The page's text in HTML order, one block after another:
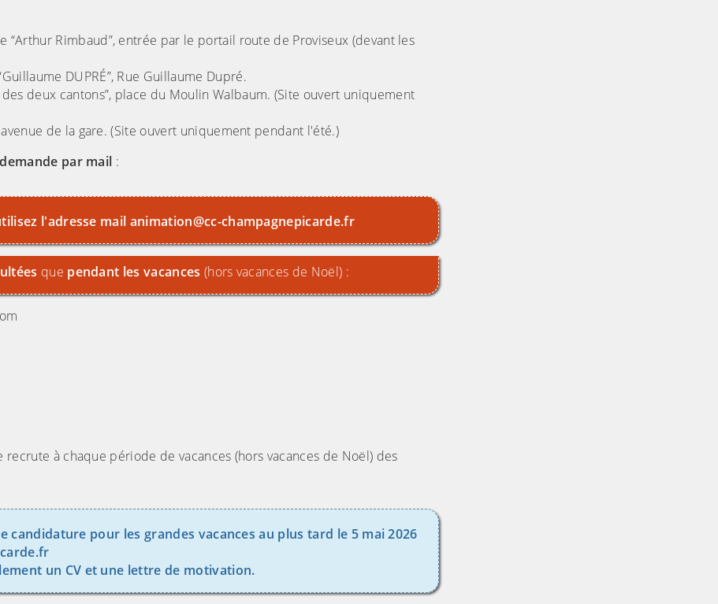
“Arthur Rimbaud”, entrée par le portail route de Proviseux (devant les
DUPRÉ”, Rue Guillaume Dupré.
deux cantons”, place du Moulin Walbaum. (Site ouvert uniquement
de la gare. (Site ouvert uniquement pendant l'été.)
par mail :
l'adresse mail animation@cc-champagnepicarde.fr
que pendant les vacances (hors vacances de Noël) :
à chaque période de vacances (hors vacances de Noël) des
pour les grandes vacances au plus tard le 5 mai 2026
un CV et une lettre de motivation.